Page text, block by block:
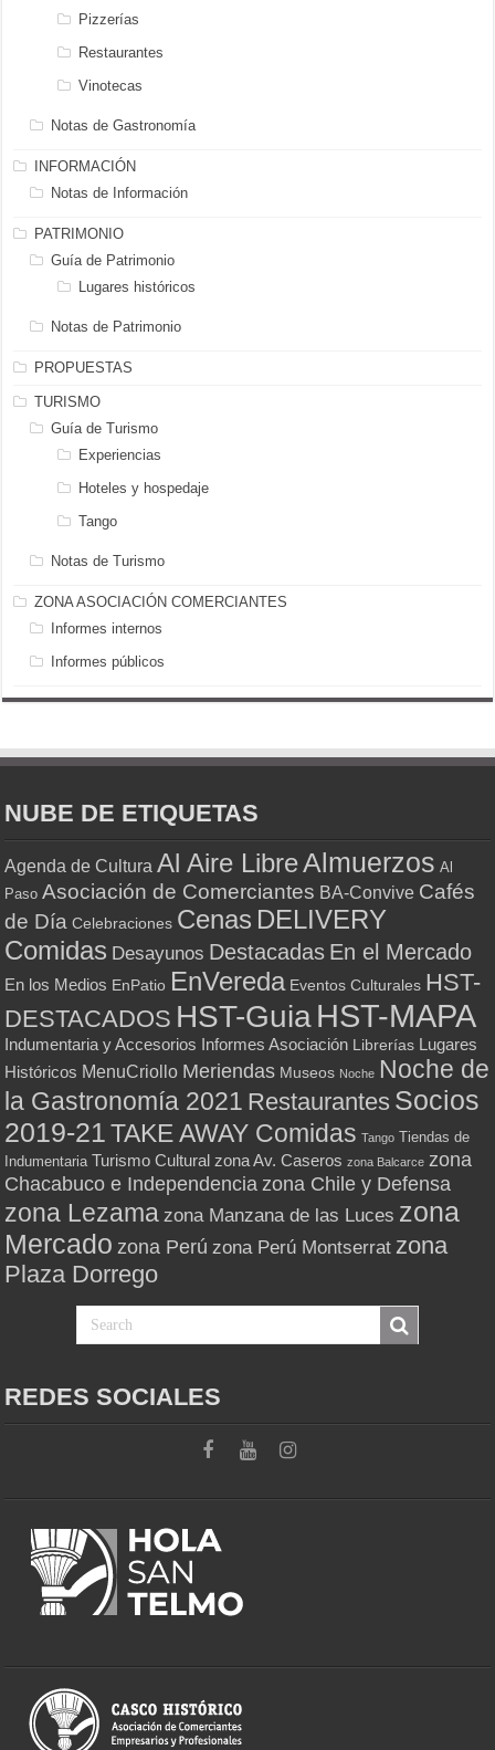
Pizzerías
Restaurantes
Vinotecas
Notas de Gastronomía
INFORMACIÓN
Notas de Información
PATRIMONIO
Guía de Patrimonio
Lugares históricos
Notas de Patrimonio
PROPUESTAS
TURISMO
Guía de Turismo
Experiencias
Hoteles y hospedaje
Tango
Notas de Turismo
ZONA ASOCIACIÓN COMERCIANTES
Informes internos
Informes públicos
NUBE DE ETIQUETAS
Agenda de Cultura Al Aire LibreAlmuerzos Al
Paso Asociación de Comerciantes BA-Convive Cafés
de Día Celebraciones Cenas DELIVERY
Comidas Desayunos Destacadas En el Mercado
En los Medios EnPatio EnVereda Eventos Culturales HST-
DESTACADOS HST-GuiaHST-MAPA
Indumentaria y Accesorios Informes Asociación Librerías Lugares
Históricos MenuCriollo Meriendas Museos Noche Noche de
la Gastronomía 2021 Restaurantes Socios
2019-21 TAKE AWAY Comidas Tango Tiendas de
Indumentaria Turismo Cultural zona Av. Caseros zona Balcarce zona
Chacabuco e Independencia zona Chile y Defensa
zona Lezama zona Manzana de las Luces zona
Mercado zona Perú zona Perú Montserrat zona
Plaza Dorrego
REDES SOCIALES